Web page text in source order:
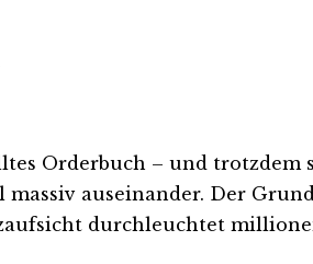
Orderbuch – und
auseinander. Der
durchleuchtet